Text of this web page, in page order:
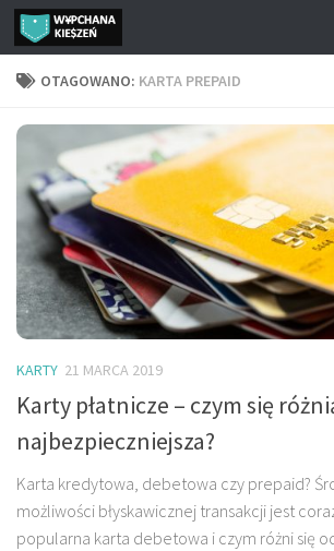
Przejdź do treści
OTAGOWANO: KARTA PREPAID
KARTY 21 MARCA 2019
Karty płatnicze – czym się
najbezpieczniejsza?
Karta kredytowa, debetowa czy prepaid?
możliwości błyskawicznej transakcji jest
popularna karta debetowa i czym różni się